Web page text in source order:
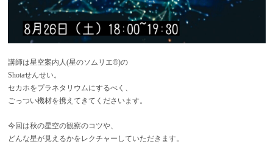
講師は星空案内人(星のソムリエ®)の
Shotaせんせい。
セカホをプラネタリウムにするべく、
ごっつい機材を携えてきてくださいます。
今回は秋の星空の観察のコツや、
どんな星が見えるかをレクチャーしていただきます。